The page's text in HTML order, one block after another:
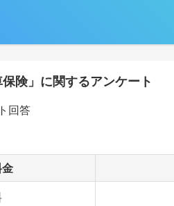
保険」に関するアンケート
回答